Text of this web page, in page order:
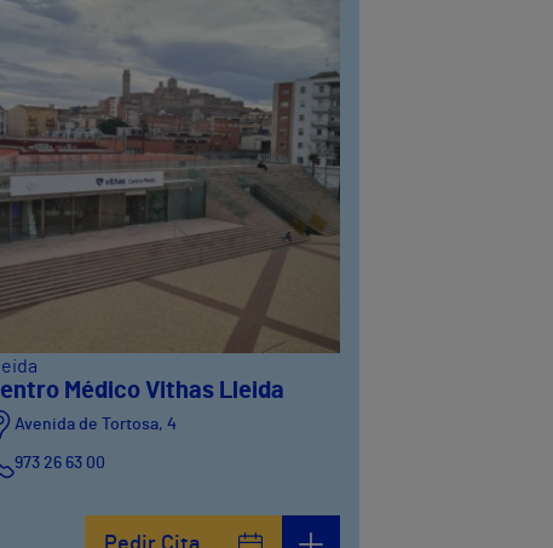
Médico Vithas Lleida
Avenida de Tortosa, 4
973 26 63 00